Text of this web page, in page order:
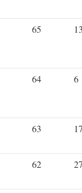
65
64 6
63
62